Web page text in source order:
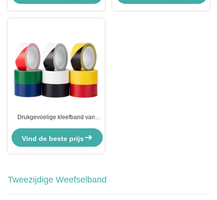
Drukgevoelige kleefband van
veiligheidsvloermarkering
Vind de beste prijs
Tweezijdige Weefselband